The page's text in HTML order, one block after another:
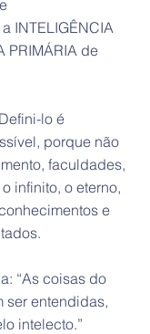
INTELIGÊNCIA
PRIMÁRIA de
lo é
porque não
faculdades,
infinito, o eterno,
e
“As coisas do
ser entendidas,
intelecto.”